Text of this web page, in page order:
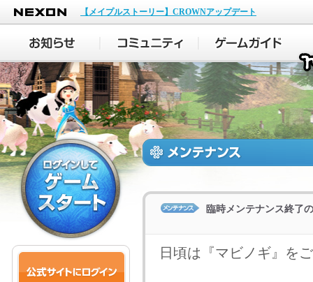
NEXON
【メイプルストーリー】CROWNアップデート
臨時メンテナンス終了
日頃は『マビノギ』を